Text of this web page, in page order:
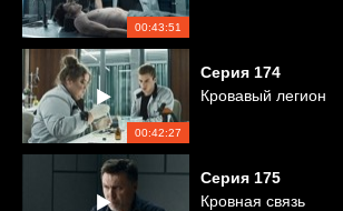
00:43:51
00:42:27
Серия 174
Кровавый легион
Серия 175
Кровная связь